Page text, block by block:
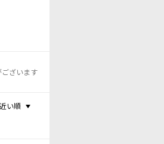
ざいます
い順